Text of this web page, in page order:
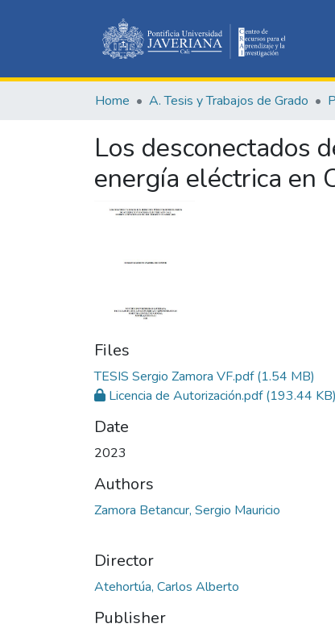
Home A. Tesis y Trabajos de Grado
Los desconectados
energía eléctrica en
Files
TESIS Sergio Zamora VF.pdf(1.54 MB)
Licencia de Autorización.pdf(193.44 KB)
Date
2023
Authors
Zamora Betancur, Sergio Mauricio
Director
Atehortúa, Carlos Alberto
Publisher